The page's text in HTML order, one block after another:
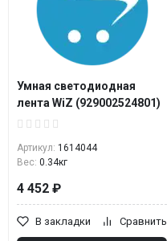
Умная светодиодная
лента WiZ (929002524801)
Артикул: 1614044
Вес: 0.34кг
4 452 ₽
В закладки Сравнить